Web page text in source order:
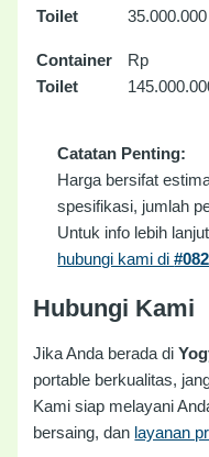
Toilet
35.000.000
Container
Toilet
Rp
Catatan Penting:
Harga bersifat
spesifikasi, jumlah
Untuk info lebih
hubungi kami di
Hubungi Kami
Jika Anda berada di
portable berkualitas,
Kami siap melayani
bersaing, dan layanan